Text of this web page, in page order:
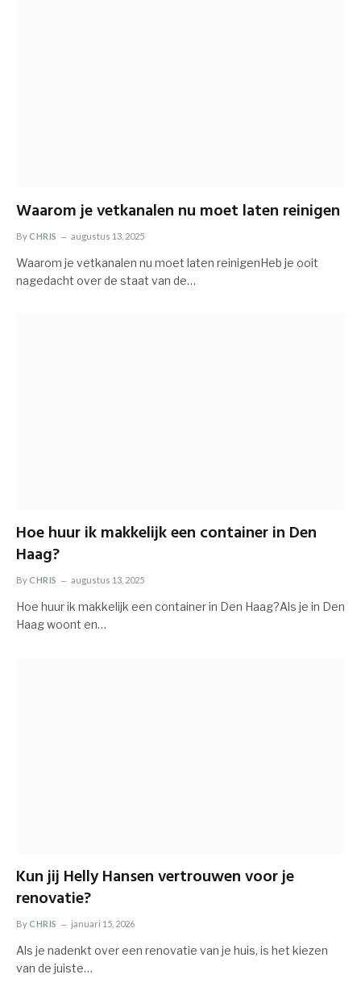
Waarom je vetkanalen nu moet laten reinigen
ByCHRIS augustus 13, 2025
Waarom je vetkanalen nu moet laten reinigenHeb je ooit
nagedacht over de staat van de…
Hoe huur ik makkelijk een container in Den
Haag?
ByCHRIS augustus 13, 2025
Hoe huur ik makkelijk een container in Den Haag?Als je in Den
Haag woont en…
Kun jij Helly Hansen vertrouwen voor je
renovatie?
ByCHRIS januari 15, 2026
Als je nadenkt over een renovatie van je huis, is het kiezen
van de juiste…